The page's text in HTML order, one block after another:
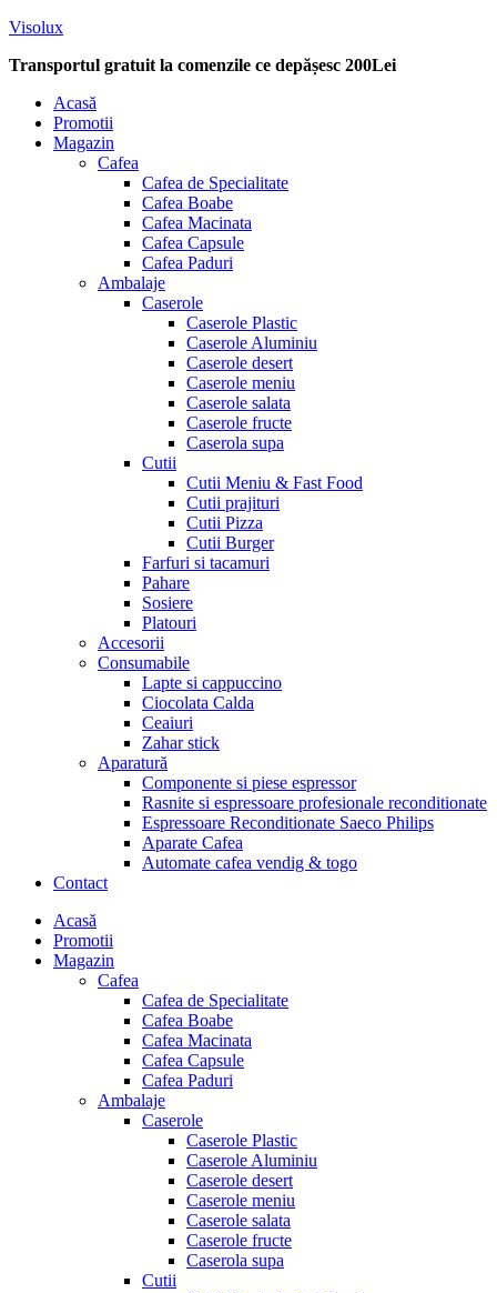
Visolux
Transportul gratuit la comenzile ce depășesc 200Lei
Menu
Acasă
Promotii
Magazin
Cafea
Cafea de Specialitate
Cafea Boabe
Cafea Macinata
Cafea Capsule
Cafea Paduri
Ambalaje
Caserole
Caserole Plastic
Caserole Aluminiu
Caserole desert
Caserole meniu
Caserole salata
Caserole fructe
Caserola supa
Cutii
Cutii Meniu & Fast Food
Cutii prajituri
Cutii Pizza
Cutii Burger
Farfuri si tacamuri
Pahare
Sosiere
Platouri
Accesorii
Consumabile
Lapte si cappuccino
Ciocolata Calda
Ceaiuri
Zahar stick
Aparatură
Componente si piese espressor
Rasnite si espressoare profesionale reconditionate
Espressoare Reconditionate Saeco Philips
Aparate Cafea
Automate cafea vendig & togo
Contact
Menu
Acasă
Promotii
Magazin
Cafea
Cafea de Specialitate
Cafea Boabe
Cafea Macinata
Cafea Capsule
Cafea Paduri
Ambalaje
Caserole
Caserole Plastic
Caserole Aluminiu
Caserole desert
Caserole meniu
Caserole salata
Caserole fructe
Caserola supa
Cutii